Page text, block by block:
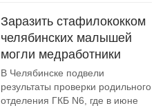
Заразить стафилококком
челябинских малышей
могли медработники
В Челябинске подвели
результаты проверки родильного
отделения ГКБ N6, где в июне